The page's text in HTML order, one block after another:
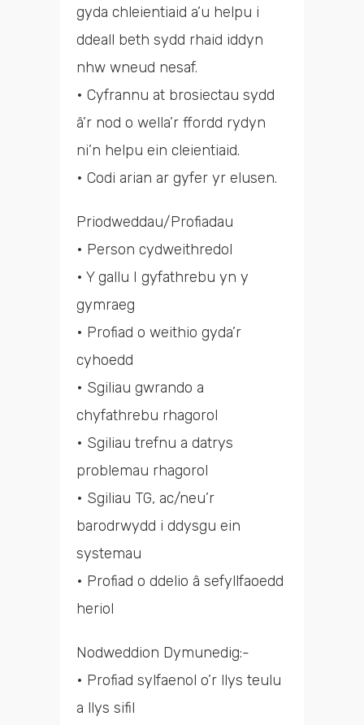
gyda chleientiaid a’u helpu i
ddeall beth sydd rhaid iddyn
nhw wneud nesaf.
• Cyfrannu at brosiectau sydd
â’r nod o wella’r ffordd rydyn
ni’n helpu ein cleientiaid.
• Codi arian ar gyfer yr elusen.
Priodweddau/Profiadau
• Person cydweithredol
• Y gallu I gyfathrebu yn y
gymraeg
• Profiad o weithio gyda’r
cyhoedd
• Sgiliau gwrando a
chyfathrebu rhagorol
• Sgiliau trefnu a datrys
problemau rhagorol
• Sgiliau TG, ac/neu’r
barodrwydd i ddysgu ein
systemau
• Profiad o ddelio â sefyllfaoedd
heriol
Nodweddion Dymunedig:-
• Profiad sylfaenol o’r llys teulu
a llys sifil